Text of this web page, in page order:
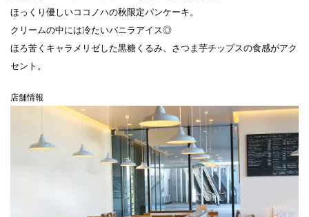
ほっくり優しいココノハの秋限定パンケーキ。
クリームの中には冷たいバニラアイス◎
ほろ苦くキャラメリゼした黒糖くるみ、 さつま芋チップスの食感がアク
セント。
店舗情報